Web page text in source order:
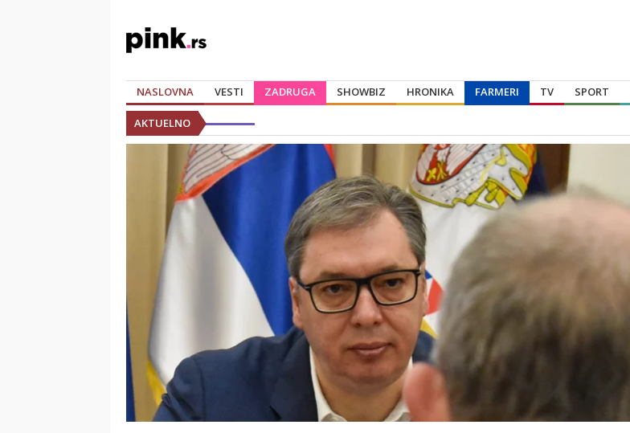
NASLOVNA VESTI ZADRUGA SHOWBIZ HRONIKA FARMERI TV SPORT
AKTUELNO